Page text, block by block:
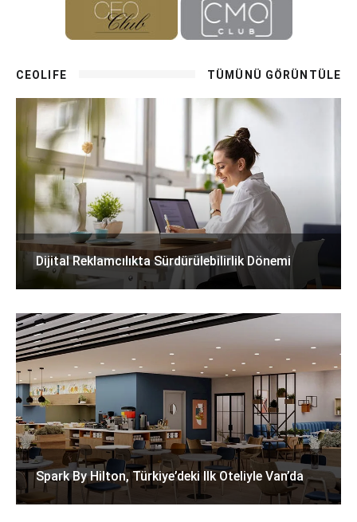
CEOLIFE TÜMÜNÜ GÖRÜNTÜLE
Dijital Reklamcılıkta Sürdürülebilirlik Dönemi
Spark By Hilton, Türkiye’deki Ilk Oteliyle Van’da